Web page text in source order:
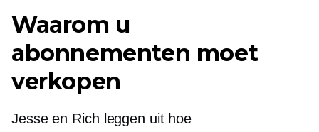
Waarom u
abonnementen moet
verkopen
Jesse en Rich leggen uit hoe